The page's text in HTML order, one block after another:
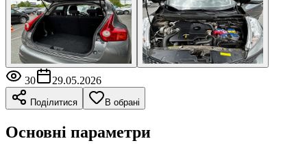
30 29.05.2026
Поділитися В обрані
Основні параметри